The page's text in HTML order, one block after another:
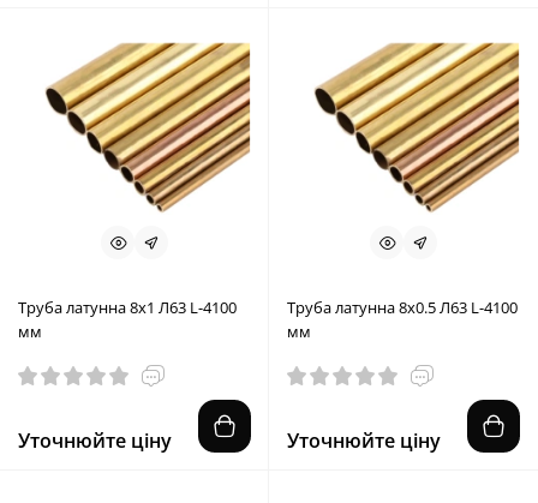
Труба латунна 8x1 Л63 L-4100
мм
Уточнюйте ціну
Труба латунна 8x0.5 Л63 L-4100
мм
Уточнюйте ціну